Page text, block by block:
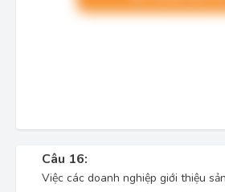
Câu 16:
Việc các doanh nghiệp giới thiệu